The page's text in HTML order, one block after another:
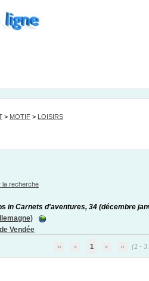
> MOTIF > LOISIRS
la recherche
in Carnets d'aventures, 34 (décembre
Vendée
1 (1 - 3